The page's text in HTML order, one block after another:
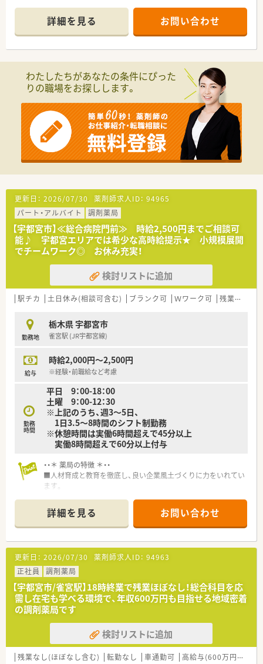
＊------------------------------------------＊
【店舗情報と応需状況について】
■最寄り駅であるJR両毛線の佐野駅から車で8分ほどの場所に
■近難の複数のクリニックから内科や耳鼻科、皮膚科、眼科、婦
人科など多岐にわたる処方箋を応需しています。
■1日あたりの処方箋枚数は約100枚であり、毎月20以上の多様
【募集背景と求める人物像について】
■今回の募集は欠員補充が目的となっており、周囲のスタッフと
協力しながら円滑に業務を進められる方を求めます。
■経験の有無よりも人柄や協調性を最優先に重視しており、自己
中心的にならずチームワークを大切にする方を歓迎します。
■40代前半までの方であれば調剤未経験やブランクのある方か
【法人特徴について】
■栃木県を中心に店舗を展開している調剤薬局チェーンであり、
今後もさらなる店舗拡大の計画がある成長企業です。
■医療モールの企画や出店、開業支援など調剤薬局の運営にとど
まらない幅広い医療ビジネスを展開しています。
■社員と患者様の両方を大切にする温かい社風があり、現場の意
見を会社の運営方針に反映する風通しの良さがあります。
【勤務実態について】
■年間休日が120日確保されているため、仕事とプライベートの
■平日の開局時間は最長でも18時30分までとなっており、遅く
なりすぎない時間帯での就業が可能な環境です。
■基本的には自宅から通勤できる範囲内での配属となるため、引
っ越しを伴うような無理な異動命令は一切ありません。
詳細を見る お問い合わせ
わたしたちがあなたの条件にぴった
りの職場をお探しします。
更新日： 2026/07/30 薬剤師求人ID： 94965
パート・アルバイト
調剤薬局
【宇都宮市】≪総合病院門前≫ 時給2,500円までご相談可
能♪ 宇都宮エリアでは希少な高時給提示★ 小規模展開
でチームワーク◎ お休み充実！
検討リストに追加
駅チカ 土日休み(相談可含む) ブランク可 Ｗワーク可 残業なし(ほぼなし含む)
勤務地
栃木県 宇都宮市
雀宮駅 (JR宇都宮線)
給与
時給2,000円～2,500円
※経験・前職給など考慮
勤務
時間
平日 9：00-18：00
土曜 9：00-12：30
※上記のうち、週3～5日、
1日3.5～8時間のシフト制勤務
※休憩時間は実働6時間超えで45分以上
実働8時間超えで60分以上付与
・・＊ 薬局の特徴 ＊・・
■人材育成と教育を徹底し、良い企業風土づくりに力をいれてい
ます。
ています。
■一人一人が得たものを仲間と共有する事で相互に刺激しあい、
信頼できるような環境が整って
います。
詳細を見る お問い合わせ
更新日： 2026/07/30 薬剤師求人ID： 94963
正社員
調剤薬局
【宇都宮市/雀宮駅】18時終業で残業ほぼなし！総合科目を応
需し在宅も学べる環境で、年収600万円も目指せる地域密着
の調剤薬局です
検討リストに追加
残業なし(ほぼなし含む) 転勤なし 車通勤可 高給与(600万円以上)